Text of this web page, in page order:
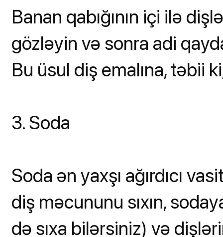
Banan qabığının içi ilə
gözləyin və sonra adi
Bu üsul diş emalına, təbii
3. Soda
Soda ən yaxşı ağırdıcı
diş məcununu sıxın,
də sıxa bilərsiniz) və